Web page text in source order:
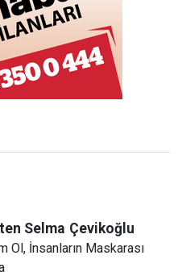
Selma Çevikoğlu
Ol, İnsanların Maskarası